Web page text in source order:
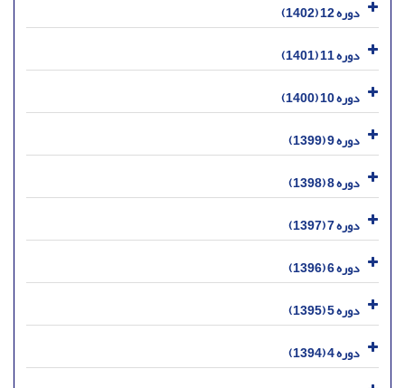
دوره 12 (1402)
دوره 11 (1401)
دوره 10 (1400)
دوره 9 (1399)
دوره 8 (1398)
دوره 7 (1397)
دوره 6 (1396)
دوره 5 (1395)
دوره 4 (1394)